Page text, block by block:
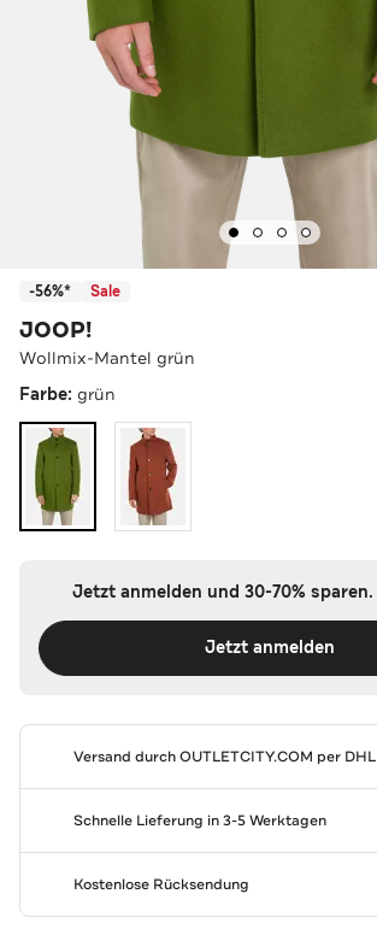
-56%* Sale
JOOP!
Wollmix-Mantel grün
Farbe: grün
Jetzt anmelden und 30-70% sparen.
Jetzt anmelden
Versand durchOUTLETCITY.COM per DHL
Schnelle Lieferung in 3-5 Werktagen
Kostenlose Rücksendung